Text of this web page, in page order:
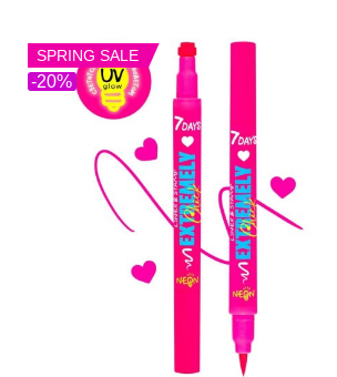
-20%
SPRING SALE